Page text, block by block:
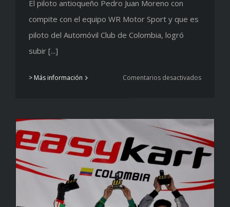
El piloto antioqueño Pedro Juan Moreno con
compite con el equipo WR Motor Sport y que es
piloto del Automóvil Club de Colombia, logró
subir [...]
> Más información Comentarios desactivadosen
Juan
Moreno